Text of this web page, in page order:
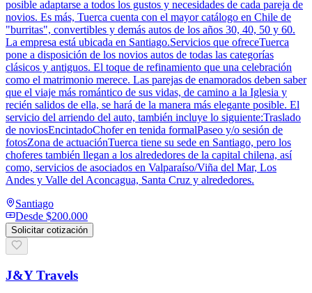
posible adaptarse a todos los gustos y necesidades de cada pareja de
novios. Es más, Tuerca cuenta con el mayor catálogo en Chile de
"burritas", convertibles y demás autos de los años 30, 40, 50 y 60.
La empresa está ubicada en Santiago.Servicios que ofreceTuerca
pone a disposición de los novios autos de todas las categorías
clásicos y antiguos. El toque de refinamiento que una celebración
como el matrimonio merece. Las parejas de enamorados deben saber
que el viaje más romántico de sus vidas, de camino a la Iglesia y
recién salidos de ella, se hará de la manera más elegante posible. El
servicio del arriendo del auto, también incluye lo siguiente:Traslado
de noviosEncintadoChofer en tenida formalPaseo y/o sesión de
fotosZona de actuaciónTuerca tiene su sede en Santiago, pero los
choferes también llegan a los alrededores de la capital chilena, así
como, servicios de asociados en Valparaíso/Viña del Mar, Los
Andes y Valle del Aconcagua, Santa Cruz y alrededores.
Santiago
Desde $200.000
Solicitar cotización
J&Y Travels